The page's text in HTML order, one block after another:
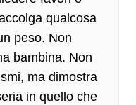
qualcosa
peso. Non
bambina. Non
ma dimostra
in quello che